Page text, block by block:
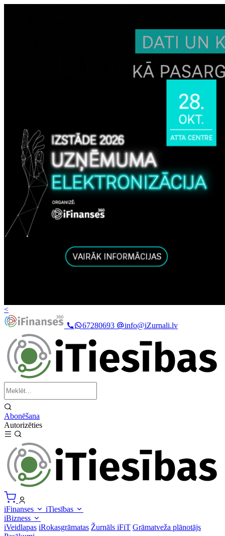
<
67280693
info@iZurnali.lv
Abonēšana
Autorizēties
iFinanses
iTiesības
iBizness
iVeidlapas iRokasgrāmatas Žurnāls iFiT Grāmatveža plānotājs